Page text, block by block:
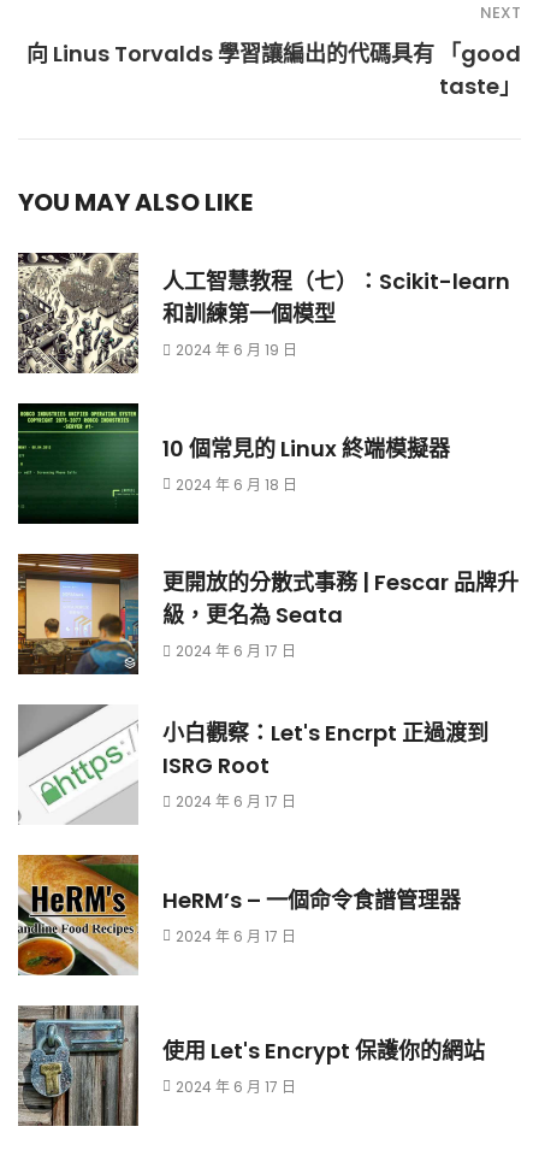
NEXT
向 Linus Torvalds 學習讓編出的代碼具有 「good
taste」
YOU MAY ALSO LIKE
人工智慧教程（七）：Scikit-learn
和訓練第一個模型
2024 年 6 月 19 日
10 個常見的 Linux 終端模擬器
2024 年 6 月 18 日
更開放的分散式事務 | Fescar 品牌升
級，更名為 Seata
2024 年 6 月 17 日
小白觀察：Let's Encrpt 正過渡到
ISRG Root
2024 年 6 月 17 日
HeRM’s – 一個命令食譜管理器
2024 年 6 月 17 日
使用 Let's Encrypt 保護你的網站
2024 年 6 月 17 日